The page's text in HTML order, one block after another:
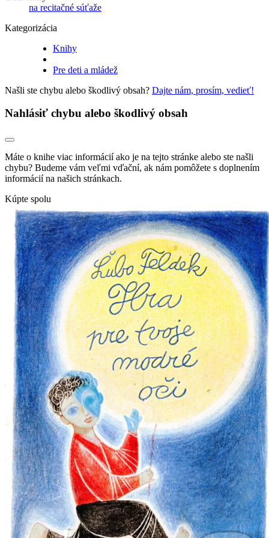
na recitačné súťaže
Kategorizácia
Knihy
Pre deti a mládež
Našli ste chybu alebo škodlivý obsah? Dajte nám, prosím, vedieť!
Nahlásiť chybu alebo škodlivý obsah
Máte o knihe viac informácií ako je na tejto stránke alebo ste našli
chybu? Budeme vám veľmi vďační, ak nám pomôžete s doplnením
informácií na našich stránkach.
Kúpte spolu